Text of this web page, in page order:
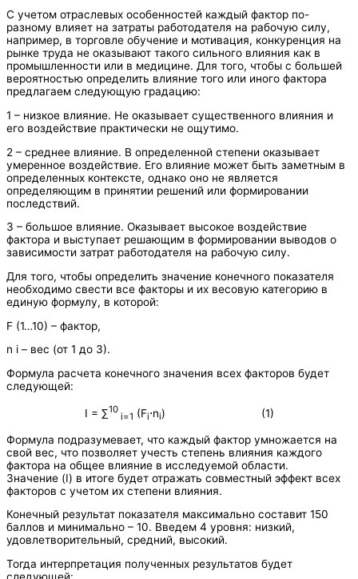
С учетом отраслевых особенностей каждый фактор по-
разному влияет на затраты работодателя на рабочую силу,
например, в торговле обучение и мотивация, конкуренция на
рынке труда не оказывают такого сильного влияния как в
промышленности или в медицине. Для того, чтобы с большей
вероятностью определить влияние того или иного фактора
предлагаем следующую градацию:
1 – низкое влияние. Не оказывает существенного влияния и
его воздействие практически не ощутимо.
2 – среднее влияние. В определенной степени оказывает
умеренное воздействие. Его влияние может быть заметным в
определенных контексте, однако оно не является
определяющим в принятии решений или формировании
последствий.
3 – большое влияние. Оказывает высокое воздействие
фактора и выступает решающим в формировании выводов о
зависимости затрат работодателя на рабочую силу.
Для того, чтобы определить значение конечного показателя
необходимо свести все факторы и их весовую категорию в
единую формулу, в которой:
F (1…10) – фактор,
n i – вес (от 1 до 3).
Формула расчета конечного значения всех факторов будет
следующей:
I = ∑10
i=1 (Fi⋅ni) (1)
Формула подразумевает, что каждый фактор умножается на
свой вес, что позволяет учесть степень влияния каждого
фактора на общее влияние в исследуемой области.
Значение (I) в итоге будет отражать совместный эффект всех
факторов с учетом их степени влияния.
Конечный результат показателя максимально составит 150
баллов и минимально – 10. Введем 4 уровня: низкий,
удовлетворительный, средний, высокий.
Тогда интерпретация полученных результатов будет